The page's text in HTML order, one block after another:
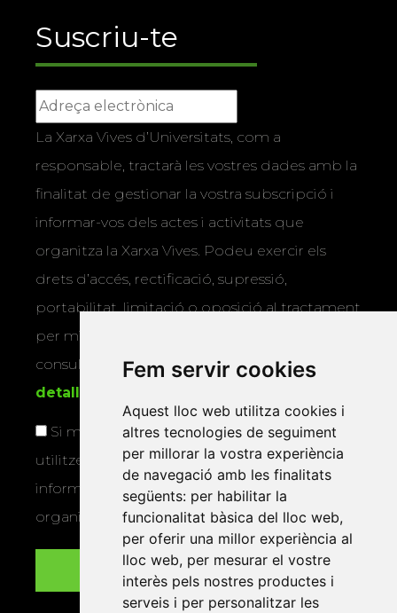
Fem servir cookies
Aquest lloc web utilitza cookies i
altres tecnologies de seguiment
per millorar la vostra experiència
de navegació amb les finalitats
següents: per habilitar la
funcionalitat bàsica del lloc web,
per oferir una millor experiència al
lloc web, per mesurar el vostre
interès pels nostres productes i
serveis i per personalitzar les
Suscriu-te
La Xarxa Vives d’Universitats, com a
responsable, tractarà les vostres dades amb la
finalitat de gestionar la vostra subscripció i
informar-vos dels actes i activitats que
organitza la Xarxa Vives. Podeu exercir els
drets d’accés, rectificació, supressió,
portabilitat, limitació o oposició al tractament
per mitjans físics o electrònics. Podeu
consultar la
informació addicional i
detallada sobre protecció de dades
Si marqueu aquesta casella, consentiu que
utilitzem les vostres dades per a enviar-vos
informació sobre els actes i activitats que
organitza la Xarxa Vives.